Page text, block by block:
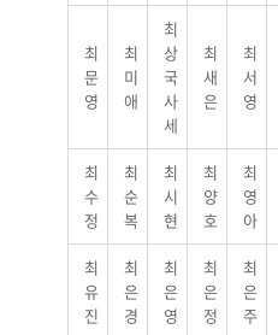
최
문
영
최
미
애
최
상
국
사
세
최
새
은
최
서
영
최
수
정
최
순
복
최
시
현
최
양
호
최
영
아
최
유
진
최
은
경
최
은
영
최
은
정
최
은
주